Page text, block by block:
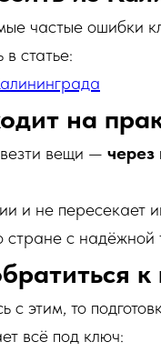
частые ошибки
статье:
на
вещи — через
и не пересекает
с надёжной
с этим, то
всё под ключ: